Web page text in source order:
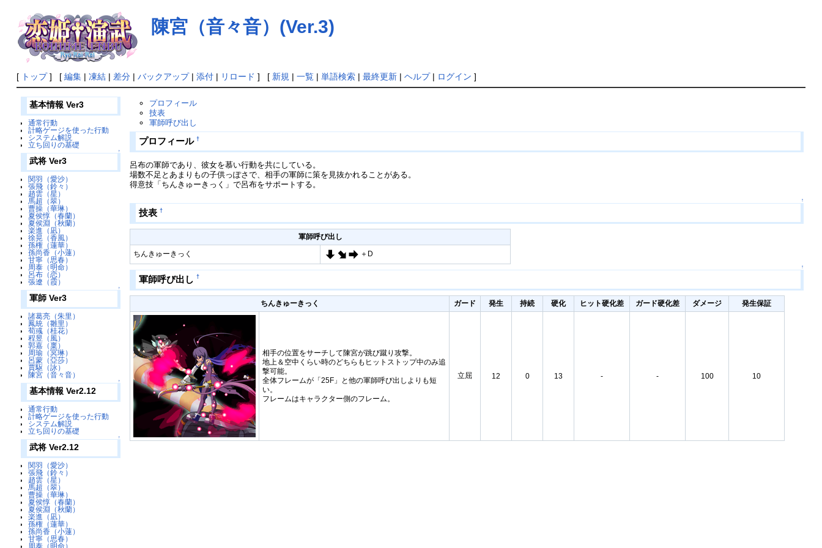
陳宮（音々音）(Ver.3)
[ トップ] [ 編集| 凍結| 差分| バックアップ| 添付| リロード ] [ 新規 | 一覧| 単語検索| 最終更新| ヘルプ| ログイン ]
基本情報 Ver3
通常行動
計略ゲージを使った行動
システム解説
立ち回りの基礎
↑
武将 Ver3
関羽（愛沙）
張飛（鈴々）
趙雲（星）
馬超（翠）
曹操（華琳）
夏侯惇（春蘭）
夏侯淵（秋蘭）
楽進（凪）
徐晃（香風）
孫権（蓮華）
孫尚香（小蓮）
甘寧（思春）
周泰（明命）
呂布（恋）
張遼（霞）
↑
軍師 Ver3
諸葛亮（朱里）
鳳統（雛里）
荀彧（桂花）
程昱（風）
郭嘉（稟）
周瑜（冥琳）
呂蒙（亞莎）
賈駆（詠）
陳宮（音々音）
↑
基本情報 Ver2.12
通常行動
計略ゲージを使った行動
システム解説
立ち回りの基礎
↑
武将 Ver2.12
関羽（愛沙）
張飛（鈴々）
趙雲（星）
馬超（翠）
曹操（華琳）
夏侯惇（春蘭）
夏侯淵（秋蘭）
楽進（凪）
孫権（蓮華）
孫尚香（小蓮）
甘寧（思春）
周泰（明命）
プロフィール
技表
軍師呼び出し
プロフィール †
呂布の軍師であり、彼女を慕い行動を共にしている。
場数不足とあまりもの子供っぽさで、相手の軍師に策を見抜かれることがある。
得意技「ちんきゅーきっく」で呂布をサポートする。
↑
技表 †
軍師呼び出し
ちんきゅーきっく ＋D
↑
軍師呼び出し †
ちんきゅーきっく ガード 発生 持続 硬化 ヒット硬化差 ガード硬化差 ダメージ 発生保証
相手の位置をサーチして陳宮が跳び蹴り攻撃。
地上＆空中くらい時のどちらもヒットストップ中のみ追
撃可能。
全体フレームが「25F」と他の軍師呼び出しよりも短
い。
フレームはキャラクター側のフレーム。
立屈 12 0 13 - - 100 10